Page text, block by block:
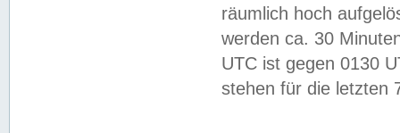
räumlich hoch
werden ca. 30
UTC ist gegen 0130
stehen für die letzten